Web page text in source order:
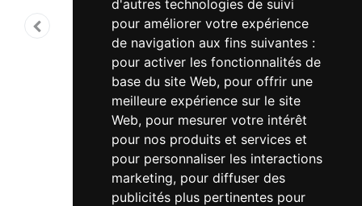
d'autres technologies de suivi
pour améliorer votre expérience
de navigation aux fins suivantes :
pour activer les fonctionnalités de
base du site Web, pour offrir une
meilleure expérience sur le site
Web, pour mesurer votre intérêt
pour nos produits et services et
pour personnaliser les interactions
marketing, pour diffuser des
publicités plus pertinentes pour